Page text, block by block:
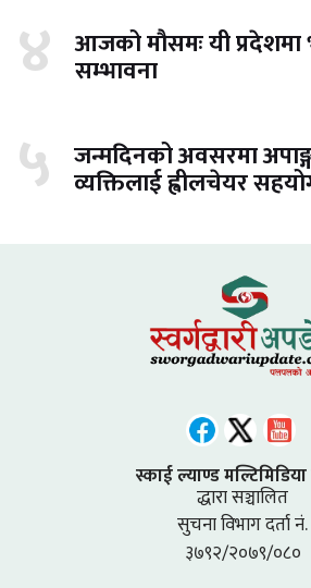
४ आजको मौसमः यी प्रदेशमा
सम्भावना
५ जन्मदिनको अवसरमा
व्यक्तिलाई ह्वीलचेयर
स्काई ल्याण्ड मल्टिमिडिया
द्धारा सञ्चालित
सुचना विभाग दर्ता नं.
३७९२/२०७९/०८०